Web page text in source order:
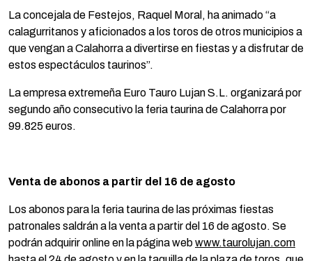
La concejala de Festejos, Raquel Moral, ha animado “a
calagurritanos y aficionados a los toros de otros municipios a
que vengan a Calahorra a divertirse en fiestas y a disfrutar de
estos espectáculos taurinos”.
La empresa extremeña Euro Tauro Lujan S.L. organizará por
segundo año consecutivo la feria taurina de Calahorra por
99.825 euros.
Venta de abonos a partir del 16 de agosto
Los abonos para la feria taurina de las próximas fiestas
patronales saldrán a la venta a partir del 16 de agosto. Se
podrán adquirir online en la página webwww.taurolujan.com